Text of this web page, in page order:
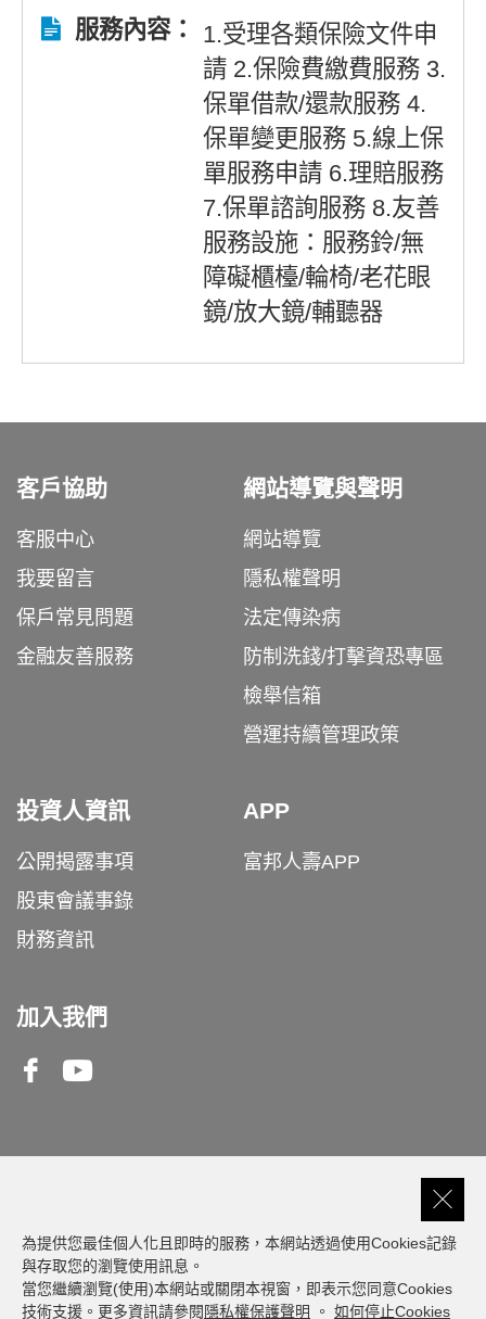
服務內容：
1.受理各類保險文件申
請 2.保險費繳費服務 3.
保單借款/還款服務 4.
保單變更服務 5.線上保
單服務申請 6.理賠服務
7.保單諮詢服務 8.友善
服務設施：服務鈴/無
障礙櫃檯/輪椅/老花眼
鏡/放大鏡/輔聽器
客戶協助
客服中心
我要留言
保戶常見問題
金融友善服務
網站導覽與聲明
網站導覽
隱私權聲明
法定傳染病
防制洗錢/打擊資恐專區
檢舉信箱
營運持續管理政策
投資人資訊
公開揭露事項
股東會議事錄
財務資訊
APP
富邦人壽APP
加入我們
客服專線0809-000-550
建議瀏覽器版本: 最新版本 Chrome、Firefox、
為提供您最佳個人化且即時的服務，本網站透過使用Cookies記錄
與存取您的瀏覽使用訊息。
當您繼續瀏覽(使用)本網站或關閉本視窗，即表示您同意Cookies
技術支援。更多資訊請參閱 隱私權保護聲明 。 如何停止Cookies